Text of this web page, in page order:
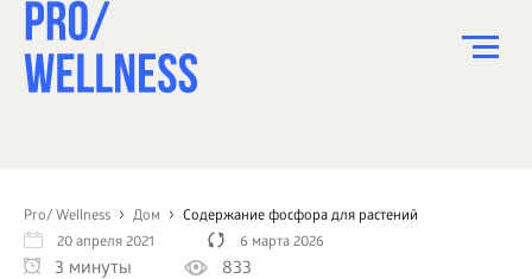
Pro/ Wellness Дом
Содержание фосфора для растений
20 апреля 2021
6 марта 2026
3 минуты 833
СПОРТ
ЗДОРОВЬЕ